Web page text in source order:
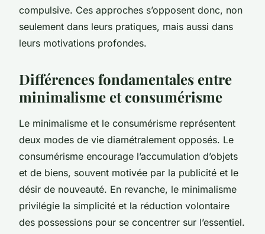
compulsive. Ces approches s’opposent donc, non
seulement dans leurs pratiques, mais aussi dans
leurs motivations profondes.
Différences fondamentales entre
minimalisme et consumérisme
Le minimalisme et le consumérisme représentent
deux modes de vie diamétralement opposés. Le
consumérisme encourage l’accumulation d’objets
et de biens, souvent motivée par la publicité et le
désir de nouveauté. En revanche, le minimalisme
privilégie la simplicité et la réduction volontaire
des possessions pour se concentrer sur l’essentiel.